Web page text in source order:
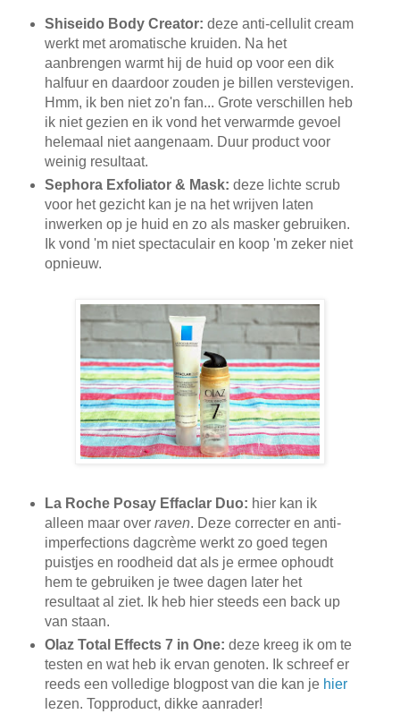
Shiseido Body Creator: deze anti-cellulit cream
werkt met aromatische kruiden. Na het
aanbrengen warmt hij de huid op voor een dik
halfuur en daardoor zouden je billen verstevigen.
Hmm, ik ben niet zo'n fan... Grote verschillen heb
ik niet gezien en ik vond het verwarmde gevoel
helemaal niet aangenaam. Duur product voor
weinig resultaat.
Sephora Exfoliator & Mask: deze lichte scrub
voor het gezicht kan je na het wrijven laten
inwerken op je huid en zo als masker gebruiken.
Ik vond 'm niet spectaculair en koop 'm zeker niet
opnieuw.
La Roche Posay Effaclar Duo: hier kan ik
alleen maar over raven. Deze correcter en anti-
imperfections dagcrème werkt zo goed tegen
puistjes en roodheid dat als je ermee ophoudt
hem te gebruiken je twee dagen later het
resultaat al ziet. Ik heb hier steeds een back up
van staan.
Olaz Total Effects 7 in One: deze kreeg ik om te
testen en wat heb ik ervan genoten. Ik schreef er
reeds een volledige blogpost van die kan je hier
lezen. Topproduct, dikke aanrader!